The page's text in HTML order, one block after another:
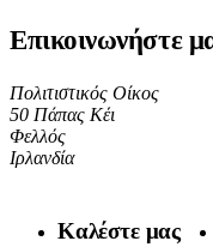
Επικοινωνήστε
Πολιτιστικός Οίκος
50 Πάπας Κέι
Φελλός
Ιρλανδία
Καλέστε μας